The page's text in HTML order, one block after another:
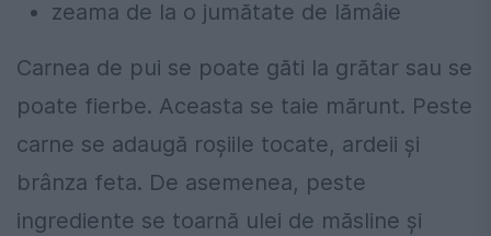
zeama de la o jumătate de lămâie
Carnea de pui se poate găti la grătar sau se
poate fierbe. Aceasta se taie mărunt. Peste
carne se adaugă roșiile tocate, ardeii și
brânza feta. De asemenea, peste
ingrediente se toarnă ulei de măsline și